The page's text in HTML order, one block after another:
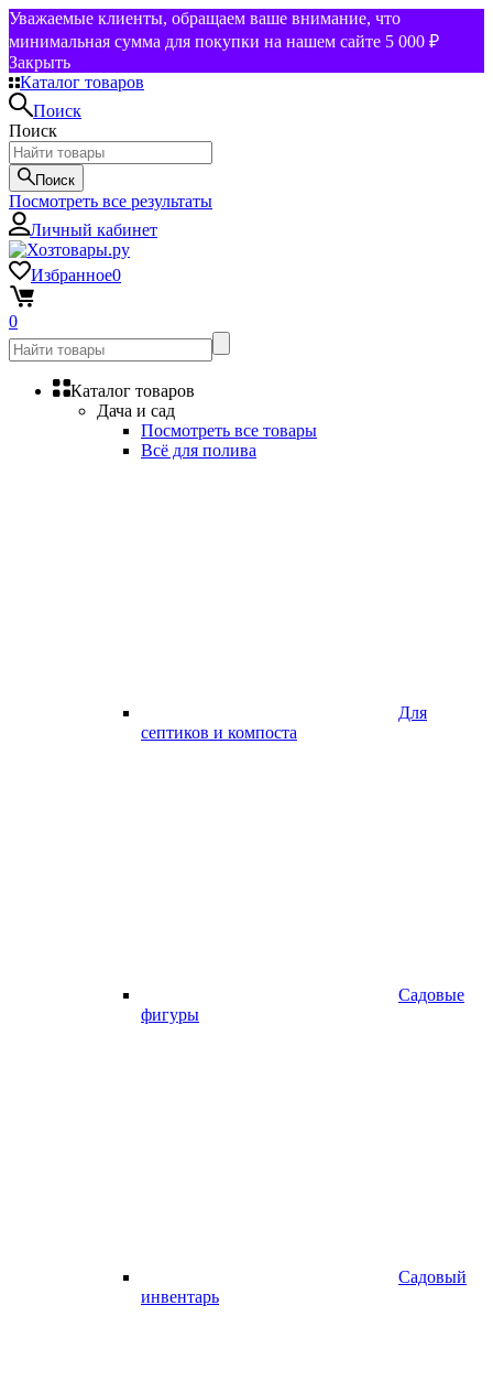
Уважаемые клиенты, обращаем ваше внимание, что
минимальная сумма для покупки на нашем сайте 5 000 ₽
Закрыть
Каталог товаров
Поиск
Поиск
Поиск
Посмотреть все результаты
Личный кабинет
Избранное0
0
Каталог товаров
Дача и сад
Посмотреть все товары
Всё для полива
Для
септиков и компоста
Садовые
фигуры
Садовый
инвентарь